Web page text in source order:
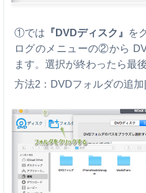
①では 『DVDディスク』 を
ログのメニューの②から
ます。選択が終わったら最
方法2：DVDフォルダの追